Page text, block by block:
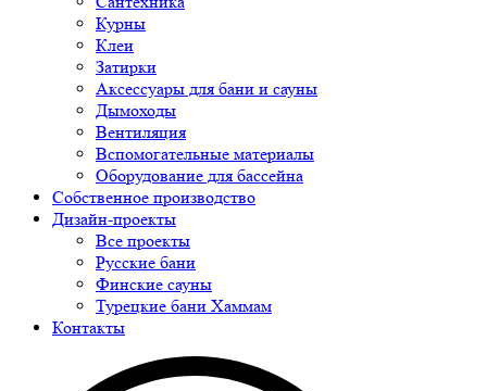
Курны
Клеи
Затирки
Аксессуары для бани и сауны
Дымоходы
Вентиляция
Вспомогательные материалы
Оборудование для бассейна
Собственное производство
Дизайн-проекты
Все проекты
Русские бани
Финские сауны
Турецкие бани Хаммам
Контакты